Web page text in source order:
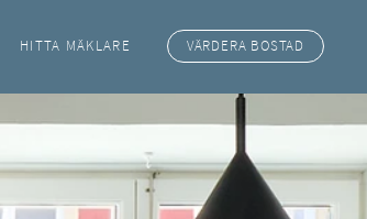
HITTA MÄKLARE VÄRDERA BOSTAD